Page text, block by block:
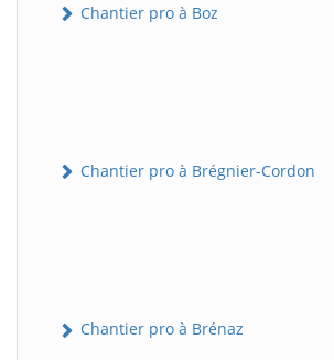
Chantier pro à Boz
Chantier pro à Brégnier-Cordon
Chantier pro à Brénaz